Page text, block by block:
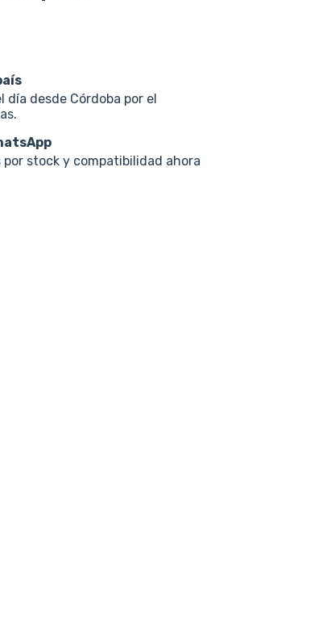
día desde Córdoba por el
por stock y compatibilidad ahora